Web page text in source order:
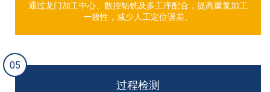
通过龙门加工中心、数控钻铣及多工序配合，提高重复加工
一致性，减少人工定位误差。
05
过程检测